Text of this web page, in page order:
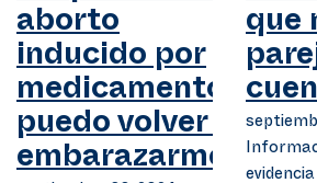
aborto
inducido por
medicamentos,
puedo volver a
embarazarme?
que